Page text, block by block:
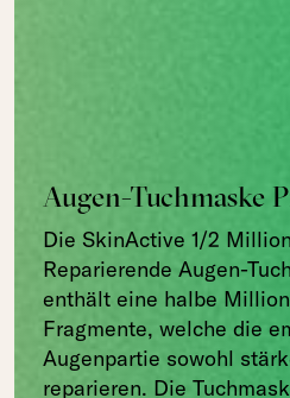
Augen-Tuchmaske
Die SkinActive 1/2
Reparierende Augen-
enthält eine halbe
Fragmente, welche die
Augenpartie sowohl
reparieren. Die